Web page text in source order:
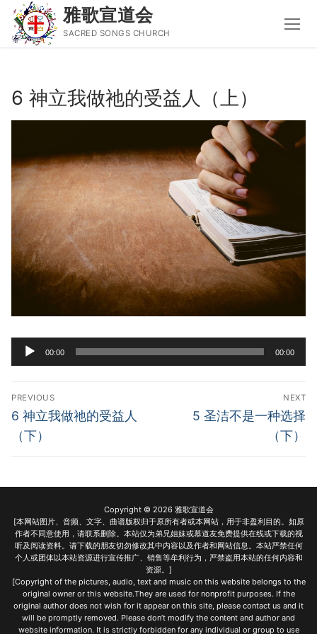
content
雅歌宣道会
SACRED SONGS CHURCH
Search
主页
主日讲道
圣经导读新唱
属灵书籍
宣教事工
神学研究
关于我们
6 神立我做祂的受益人（上）
Audio
Player
00:00 00:00
Post
navigation
PREVIOUS
Previous
post:
6 神立我做祂的受益人
（下）
NEXT
Next
5 圣洁不是一种选择
（下）
Copyright © 2026 雅歌宣道会
[本网站图片、音频、文字、曲谱版权归于原所有者或本网站，用于非盈利目的。如原
作者不同意使用，请联系删除。本站仅为弟兄姐妹或慕道友免费提供在线或下载的视
听及阅读资料。请下载的朋友切勿修改其中内容以及作者和网站信息。本站严禁任何
个人或团体以本站资源进行宣传推广、销售等牟利行为，严禁盗用本站的任何内容和
资源。]
[Copyright of the pictures, audio, text and music on this website belongs to the
original owner or this website.They are used for nonprofit purposes. If the
original author does not wish for it appear on this site, please contact us and it
will be promptly removed. Please don’t modify the content and author and
website information. It is strictly forbidden for any individual or group to use